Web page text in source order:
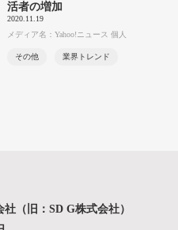
活者の増加
2020.11.19
メディア名：Yahoo!ニュース 個人
その他 業界トレンド
（旧：SD G株式会社）